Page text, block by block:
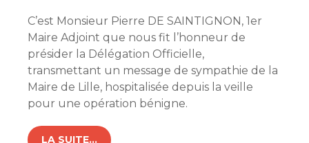
C’est Monsieur Pierre DE SAINTIGNON, 1er
Maire Adjoint que nous fit l’honneur de
présider la Délégation Officielle,
transmettant un message de sympathie de la
Maire de Lille, hospitalisée depuis la veille
pour une opération bénigne.
LA SUITE…